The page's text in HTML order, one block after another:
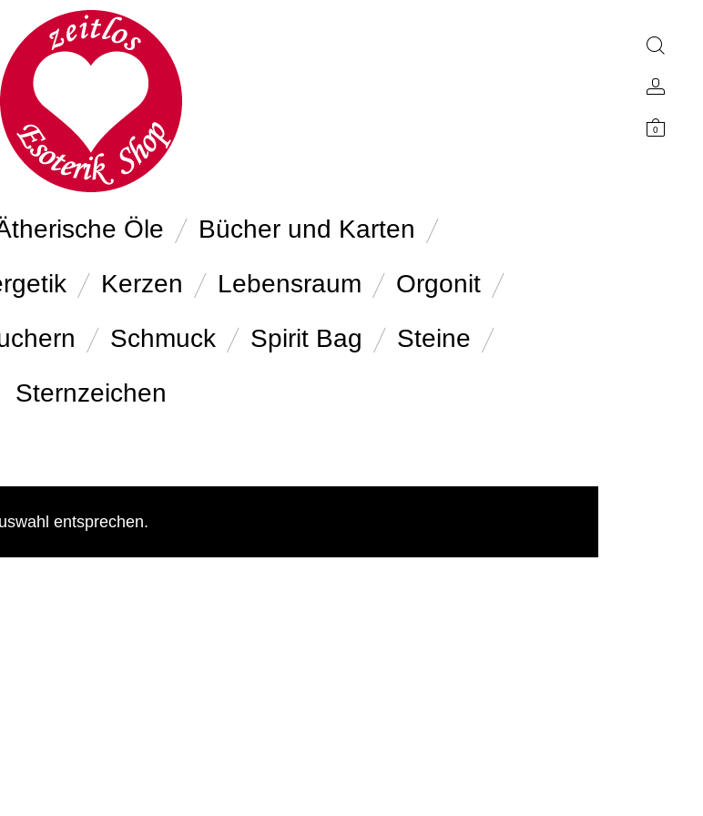
0
Öle
Bücher und Karten
Kerzen Lebensraum
Orgonit
Schmuck Spirit Bag
Steine
Sternzeichen
entsprechen.